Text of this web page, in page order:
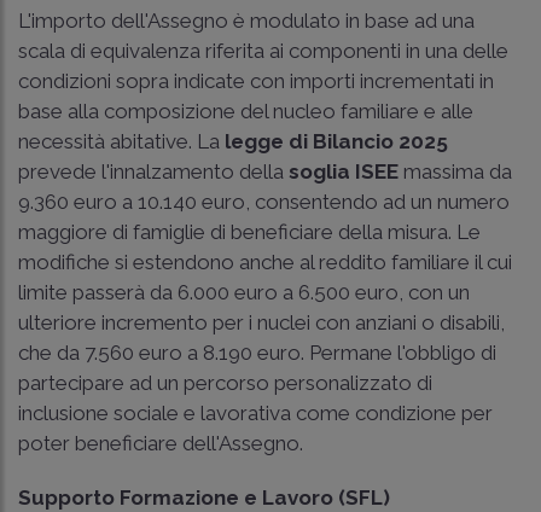
L'importo dell'Assegno è modulato in base ad una
scala di equivalenza riferita ai componenti in una delle
condizioni sopra indicate con importi incrementati in
base alla composizione del nucleo familiare e alle
necessità abitative. La legge di Bilancio 2025
prevede l'innalzamento della soglia ISEE massima da
9.360 euro a 10.140 euro, consentendo ad un numero
maggiore di famiglie di beneficiare della misura. Le
modifiche si estendono anche al reddito familiare il cui
limite passerà da 6.000 euro a 6.500 euro, con un
ulteriore incremento per i nuclei con anziani o disabili,
che da 7.560 euro a 8.190 euro. Permane l'obbligo di
partecipare ad un percorso personalizzato di
inclusione sociale e lavorativa come condizione per
poter beneficiare dell'Assegno.
Supporto Formazione e Lavoro (SFL)